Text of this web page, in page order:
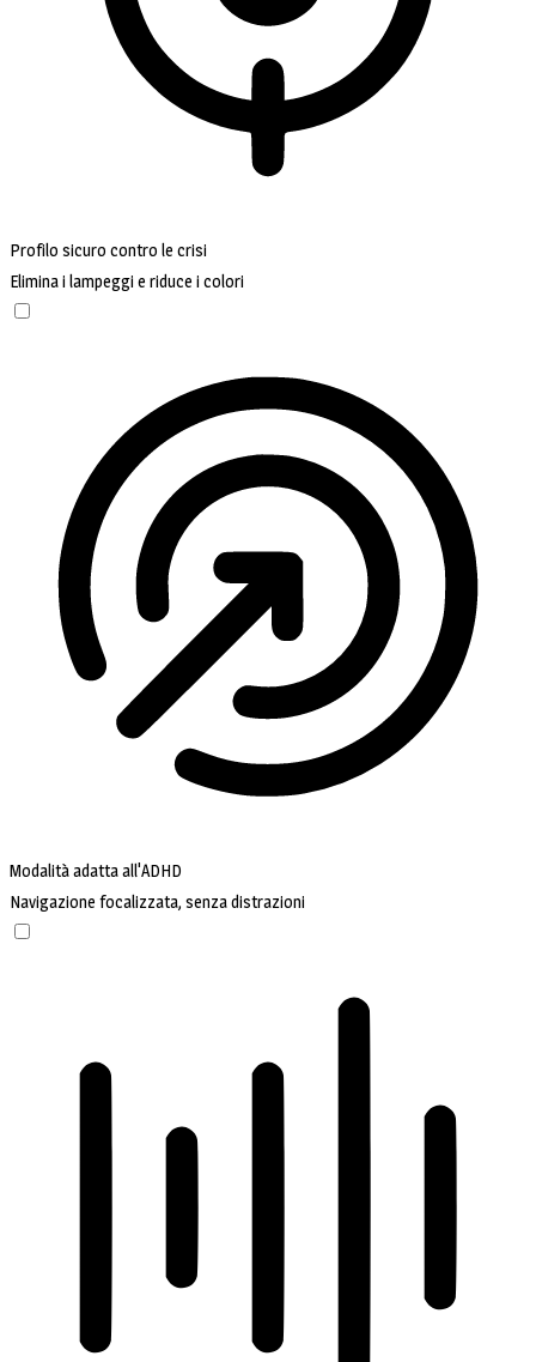
Profilo sicuro contro le crisi
Elimina i lampeggi e riduce i colori
Modalità adatta all'ADHD
Navigazione focalizzata, senza distrazioni